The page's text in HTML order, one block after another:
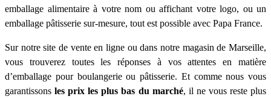
emballage alimentaire à votre nom ou affichant votre logo, ou un
emballage pâtisserie sur-mesure, tout est possible avec Papa France.
Sur notre site de vente en ligne ou dans notre magasin de Marseille,
vous trouverez toutes les réponses à vos attentes en matière
d’emballage pour boulangerie ou pâtisserie. Et comme nous vous
garantissonsles prix les plus bas du marché, il ne vous reste plus